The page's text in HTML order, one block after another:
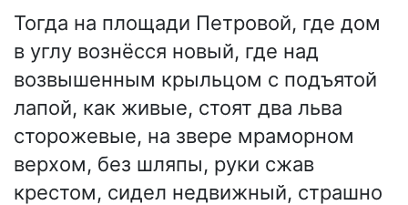
Тогда на площади Петровой, где дом
в углу вознёсся новый, где над
возвышенным крыльцом с подъятой
лапой, как живые, стоят два льва
сторожевые, на звере мраморном
верхом, без шляпы, руки сжав
крестом, сидел недвижный, страшно